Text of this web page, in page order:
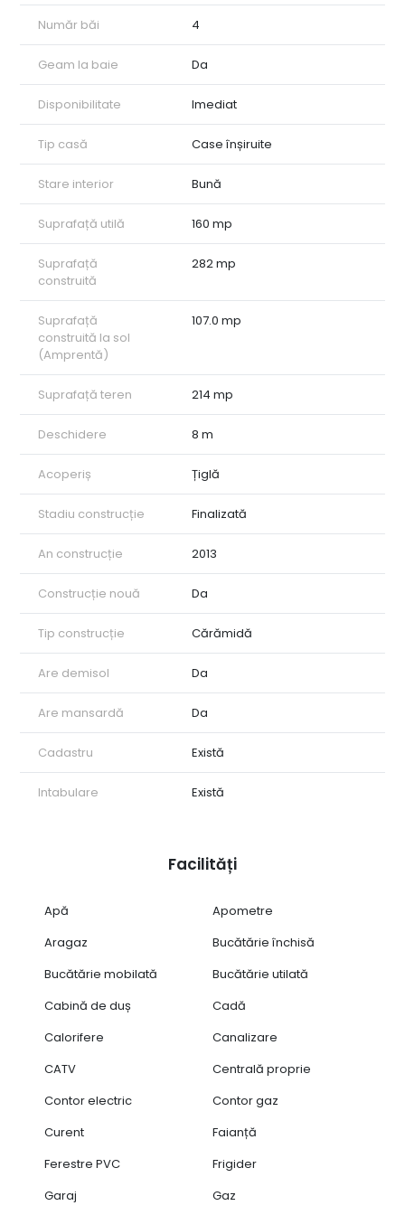
• Suprafață teren: 214 mp;
• An construcție: 2013;
• Dotări: Garaj mare, dressing, 4 băi, mobilat complet.
Detalii Tehnice și Finisaje: Proprietatea este construită din
Confortul termic este susținut de o centrală termică pe gaz cu
calorifere. Casa se predă complet mobilată și utilată, fiind
gata pentru mutare imediată.
Exterior și Amplasament: Terenul total este de 214 mp, cu o
amprentă la sol de 107 mp, lăsând spațiu suficient pentru
siguranță și discreție. Toate utilitățile sunt disponibile: apă,
canalizare, gaz și curent.
ID intern: CP2939459
Număr băi 4
Geam la baie Da
Disponibilitate Imediat
Tip casă Case înșiruite
Stare interior Bună
Suprafață utilă 160 mp
Suprafață
construită
282 mp
Suprafață
construită la sol
(Amprentă)
107.0 mp
Suprafață teren 214 mp
Deschidere 8 m
Acoperiș Țiglă
Stadiu construcție Finalizată
An construcție 2013
Construcție nouă Da
Tip construcție Cărămidă
Are demisol Da
Are mansardă Da
Cadastru Există
Intabulare Există
Facilități
Apă
Apometre
Aragaz
Bucătărie închisă
Bucătărie mobilată
Bucătărie utilată
Cabină de duș
Cadă
Calorifere
Canalizare
CATV
Centrală proprie
Contor electric
Contor gaz
Curent
Faianță
Ferestre PVC
Frigider
Garaj
Gaz